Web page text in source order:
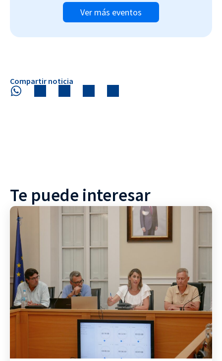
Ver más eventos
Compartir noticia
Te puede interesar